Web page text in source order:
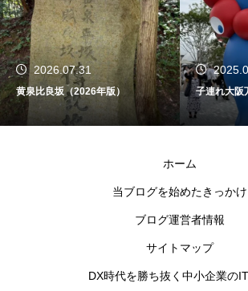
2026.07.31
黄泉比良坂（2026年版） 子連れ大阪
ホーム
当ブログを始めたきっかけ
ブログ運営者情報
サイトマップ
DX時代を勝ち抜く中小企業の